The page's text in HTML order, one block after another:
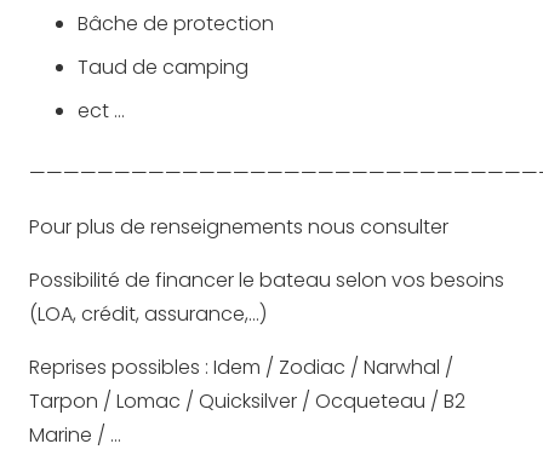
Bâche de protection
Taud de camping
ect …
Pour plus de renseignements nous consulter
Possibilité de financer le bateau selon vos besoins
(LOA, crédit, assurance,…)
Reprises possibles : Idem / Zodiac / Narwhal /
Tarpon / Lomac / Quicksilver / Ocqueteau / B2
Marine / …